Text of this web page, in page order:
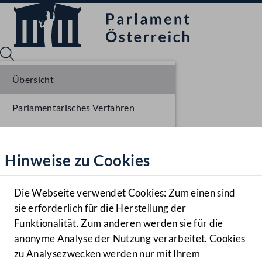
Hilfe
Benutzer
Navigationsmenü öffnen
MENÜ
Hinweise zu Cookies
Die Webseite verwendet Cookies: Zum einen sind
sie erforderlich für die Herstellung der
Funktionalität. Zum anderen werden sie für die
anonyme Analyse der Nutzung verarbeitet. Cookies
zu Analysezwecken werden nur mit Ihrem
Übersicht
Parlamentarisches Verfahren
Liste der Rednerinnen und Redner
Sitzungsdokumente